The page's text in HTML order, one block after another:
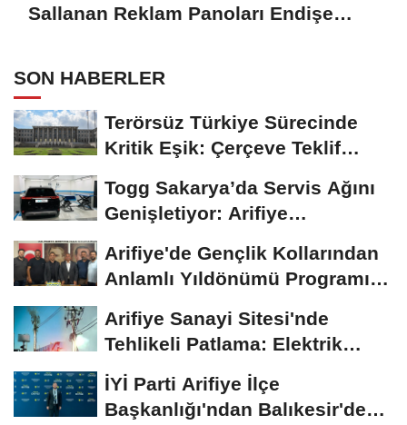
Sallanan Reklam Panoları Endişe
SON HABERLER
Terörsüz Türkiye Sürecinde
Kritik Eşik: Çerçeve Teklif
Togg Sakarya’da Servis Ağını
Genişletiyor: Arifiye
Arifiye'de Gençlik Kollarından
Anlamlı Yıldönümü Programı:
Arifiye Sanayi Sitesi'nde
Tehlikeli Patlama: Elektrik
Altyapısı Çöktü,...
İYİ Parti Arifiye İlçe
Başkanlığı'ndan Balıkesir'deki